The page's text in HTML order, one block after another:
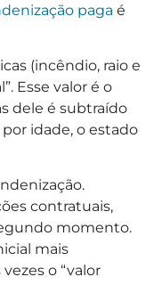
paga é
(incêndio, raio e
Esse valor é o
dele é subtraído
idade, o estado
contratuais,
momento.
mais
o “valor